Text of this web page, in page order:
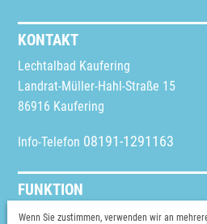
KONTAKT
Lechtalbad Kaufering
Landrat-Müller-Hahl-Straße 15
86916 Kaufering
Info-Telefon 08191-1291163
FUNKTION
Schriftgröße ändern
Wenn Sie zustimmen, verwenden wir an